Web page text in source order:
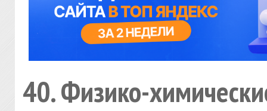
40. Физико-